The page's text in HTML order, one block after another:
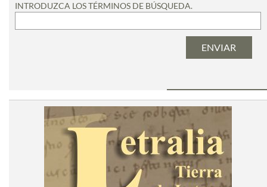
INTRODUZCA LOS TÉRMINOS DE BÚSQUEDA.